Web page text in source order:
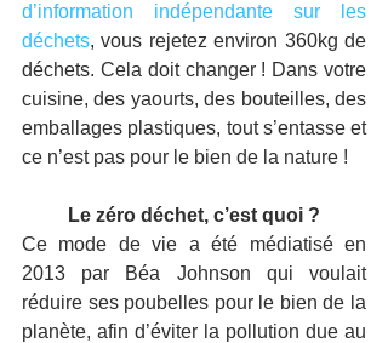
d’information indépendante sur les
déchets, vous rejetez environ 360kg de
déchets. Cela doit changer ! Dans votre
cuisine, des yaourts, des bouteilles, des
emballages plastiques, tout s’entasse et
ce n’est pas pour le bien de la nature !
Le zéro déchet, c’est quoi ?
Ce mode de vie a été médiatisé en
2013 par Béa Johnson qui voulait
réduire ses poubelles pour le bien de la
planète, afin d’éviter la pollution due au